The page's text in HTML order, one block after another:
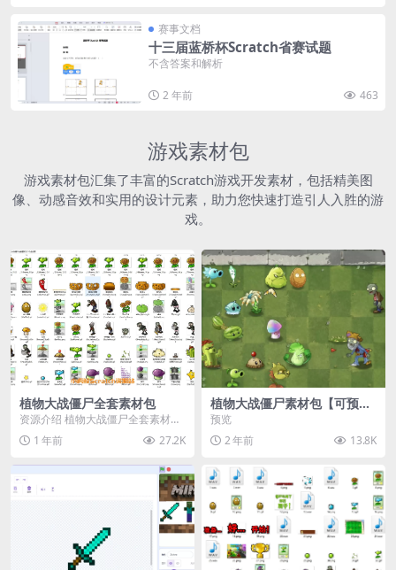
赛事文档
十三届蓝桥杯Scratch省赛试题
不含答案和解析
2 年前 463
游戏素材包
游戏素材包汇集了丰富的Scratch游戏开发素材，包括精美图
像、动感音效和实用的设计元素，助力您快速打造引人入胜的游
戏。
植物大战僵尸全套素材包
资源介绍 植物大战僵尸全套素材
包，包含227个丰富多样的素材，
涵盖角色、背景、动...
1 年前 27.2K
植物大战僵尸素材包【可预
览】
预览
2 年前
13.8K